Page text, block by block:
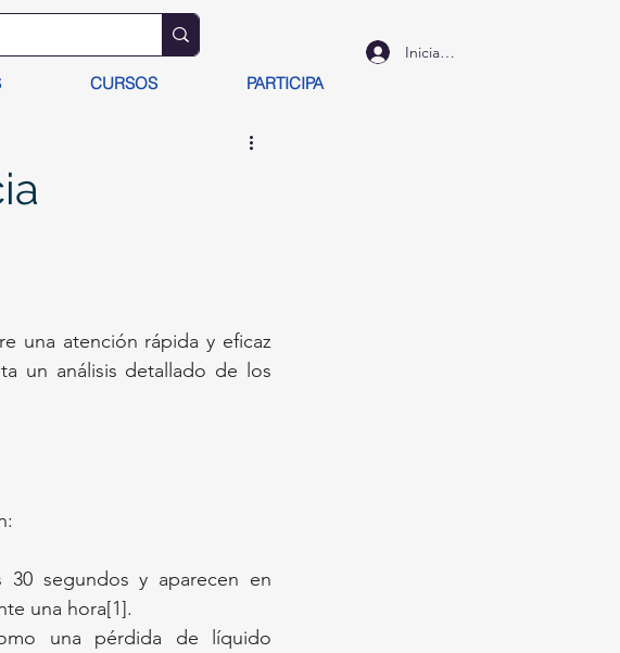
CURSOS PARTICIPA
Iniciar sesión
una atención rápida y eficaz
un análisis detallado de los
30 segundos y aparecen en
una hora[1].
una pérdida de líquido